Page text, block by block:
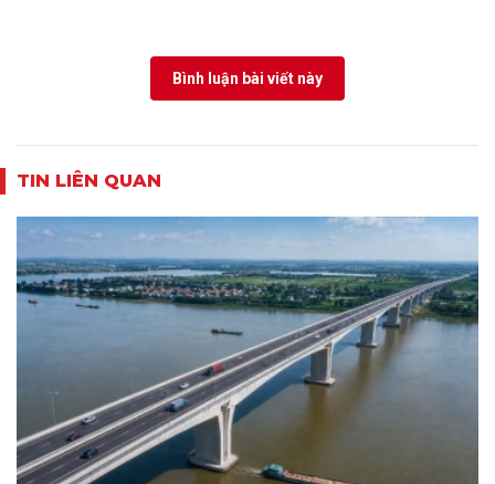
Bình luận bài viết này
TIN LIÊN QUAN